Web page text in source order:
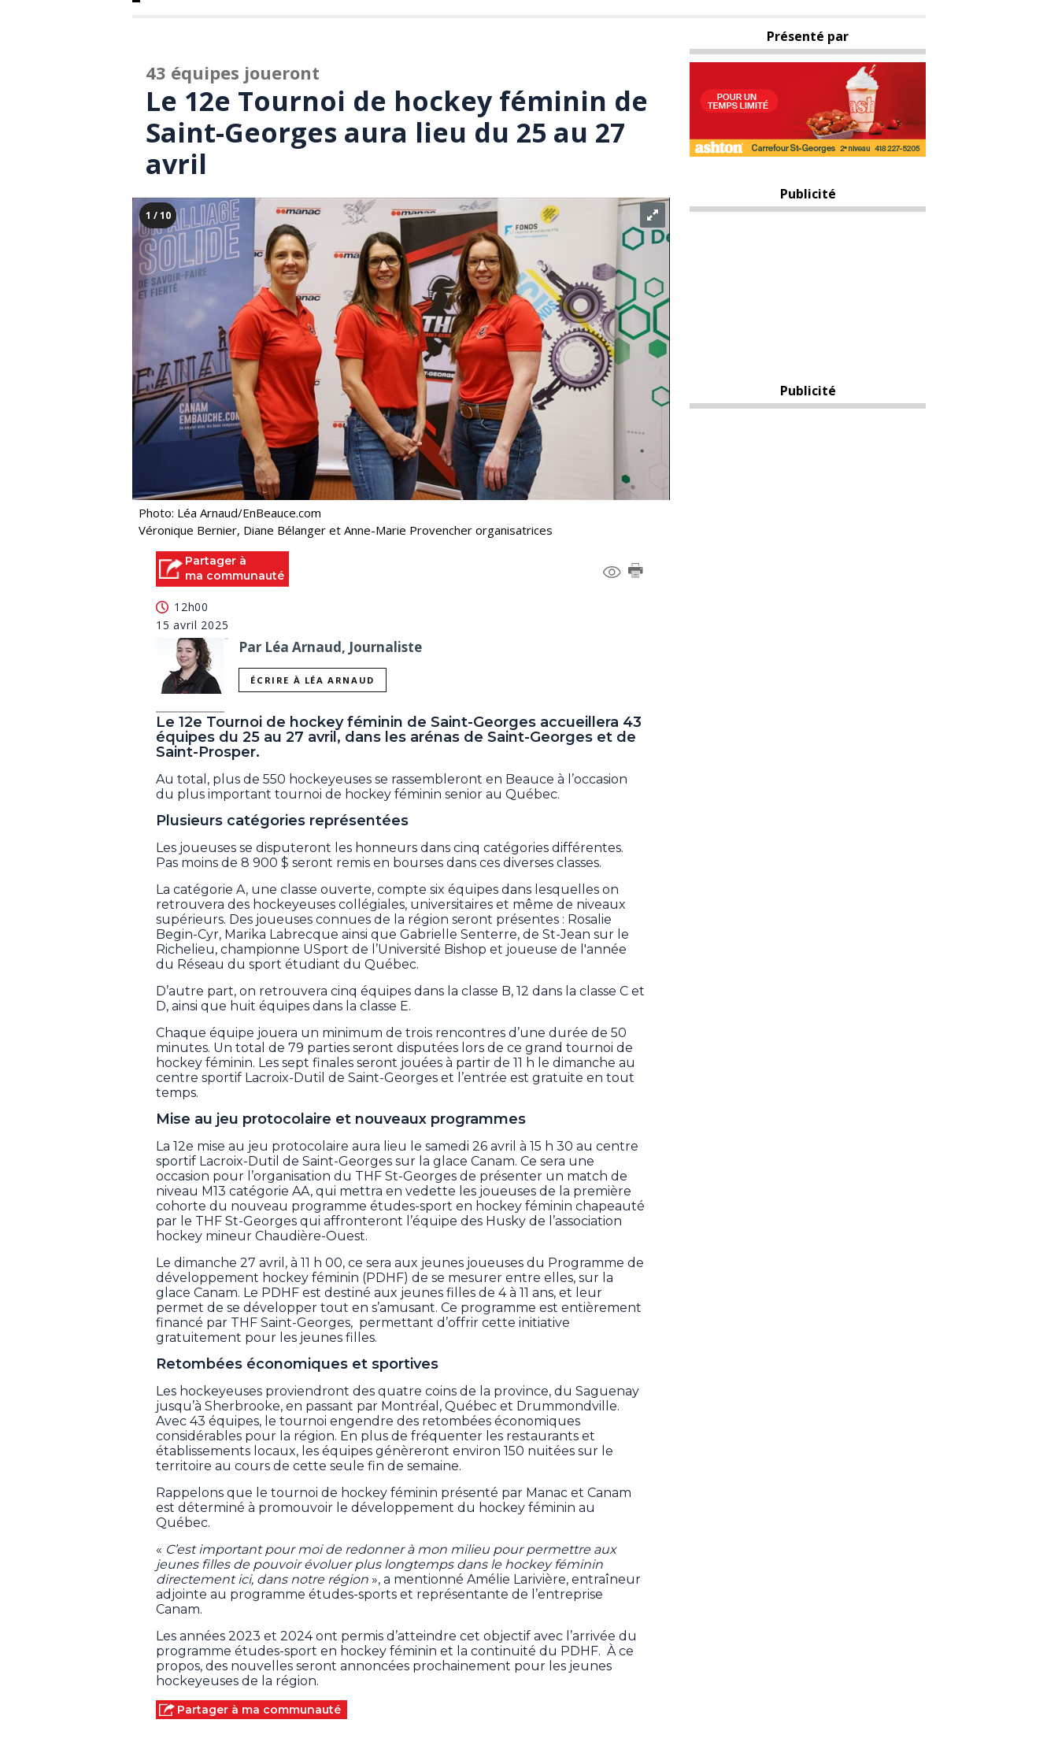
43 équipes joueront
Le 12e Tournoi de hockey féminin de
Saint-Georges aura lieu du 25 au 27
avril
1 / 10
Photo: Léa Arnaud/EnBeauce.com
Véronique Bernier, Diane Bélanger et Anne-Marie Provencher organisatrices
Partager à
ma communauté
12h00
15 avril 2025
Par Léa Arnaud, Journaliste
ÉCRIRE À LÉA ARNAUD
Le 12e Tournoi de hockey féminin de Saint-Georges accueillera 43
équipes du 25 au 27 avril, dans les arénas de Saint-Georges et de
Saint-Prosper.
Au total, plus de 550 hockeyeuses se rassembleront en Beauce à l’occasion
du plus important tournoi de hockey féminin senior au Québec.
Plusieurs catégories représentées
Les joueuses se disputeront les honneurs dans cinq catégories différentes.
Pas moins de 8 900 $ seront remis en bourses dans ces diverses classes.
La catégorie A, une classe ouverte, compte six équipes dans lesquelles on
retrouvera des hockeyeuses collégiales, universitaires et même de niveaux
supérieurs. Des joueuses connues de la région seront présentes : Rosalie
Begin-Cyr, Marika Labrecque ainsi que Gabrielle Senterre, de St-Jean sur le
Richelieu, championne USport de l’Université Bishop et joueuse de l'année
du Réseau du sport étudiant du Québec.
D’autre part, on retrouvera cinq équipes dans la classe B, 12 dans la classe C et
D, ainsi que huit équipes dans la classe E.
Chaque équipe jouera un minimum de trois rencontres d’une durée de 50
minutes. Un total de 79 parties seront disputées lors de ce grand tournoi de
hockey féminin. Les sept finales seront jouées à partir de 11 h le dimanche au
centre sportif Lacroix-Dutil de Saint-Georges et l’entrée est gratuite en tout
temps.
Mise au jeu protocolaire et nouveaux programmes
La 12e mise au jeu protocolaire aura lieu le samedi 26 avril à 15 h 30 au centre
sportif Lacroix-Dutil de Saint-Georges sur la glace Canam. Ce sera une
occasion pour l’organisation du THF St-Georges de présenter un match de
niveau M13 catégorie AA, qui mettra en vedette les joueuses de la première
cohorte du nouveau programme études-sport en hockey féminin chapeauté
par le THF St-Georges qui affronteront l’équipe des Husky de l’association
hockey mineur Chaudière-Ouest.
Le dimanche 27 avril, à 11 h 00, ce sera aux jeunes joueuses du Programme de
développement hockey féminin (PDHF) de se mesurer entre elles, sur la
glace Canam. Le PDHF est destiné aux jeunes filles de 4 à 11 ans, et leur
permet de se développer tout en s’amusant. Ce programme est entièrement
financé par THF Saint-Georges, permettant d’offrir cette initiative
gratuitement pour les jeunes filles.
Retombées économiques et sportives
Les hockeyeuses proviendront des quatre coins de la province, du Saguenay
jusqu’à Sherbrooke, en passant par Montréal, Québec et Drummondville.
Avec 43 équipes, le tournoi engendre des retombées économiques
considérables pour la région. En plus de fréquenter les restaurants et
établissements locaux, les équipes génèreront environ 150 nuitées sur le
territoire au cours de cette seule fin de semaine.
Rappelons que le tournoi de hockey féminin présenté par Manac et Canam
est déterminé à promouvoir le développement du hockey féminin au
Québec.
« C’est important pour moi de redonner à mon milieu pour permettre aux
jeunes filles de pouvoir évoluer plus longtemps dans le hockey féminin
directement ici, dans notre région », a mentionné Amélie Larivière, entraîneur
adjointe au programme études-sports et représentante de l’entreprise
Canam.
Les années 2023 et 2024 ont permis d’atteindre cet objectif avec l’arrivée du
programme études-sport en hockey féminin et la continuité du PDHF. À ce
propos, des nouvelles seront annoncées prochainement pour les jeunes
hockeyeuses de la région.
Partager à ma communauté
Présenté par
Publicité
Publicité